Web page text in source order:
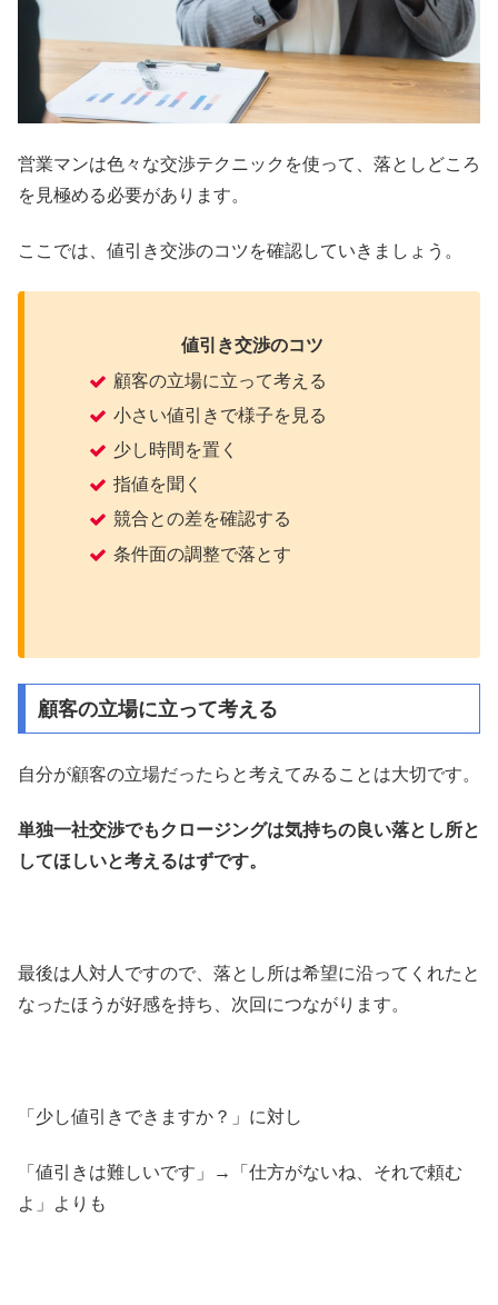
営業マンは色々な交渉テクニックを使って、落としどころ
を見極める必要があります。
ここでは、値引き交渉のコツを確認していきましょう。
値引き交渉のコツ
顧客の立場に立って考える
小さい値引きで様子を見る
少し時間を置く
指値を聞く
競合との差を確認する
条件面の調整で落とす
顧客の立場に立って考える
自分が顧客の立場だったらと考えてみることは大切です。
単独一社交渉でもクロージングは気持ちの良い落とし所と
してほしいと考えるはずです。
最後は人対人ですので、落とし所は希望に沿ってくれたと
なったほうが好感を持ち、次回につながります。
「少し値引きできますか？」に対し
「値引きは難しいです」→「仕方がないね、それで頼む
よ」よりも